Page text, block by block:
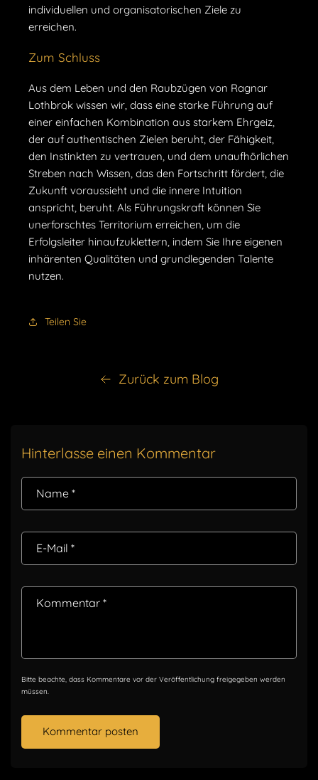
individuellen und organisatorischen Ziele zu
erreichen.
Zum Schluss
Aus dem Leben und den Raubzügen von Ragnar
Lothbrok wissen wir, dass eine starke Führung auf
einer einfachen Kombination aus starkem Ehrgeiz,
der auf authentischen Zielen beruht, der Fähigkeit,
den Instinkten zu vertrauen, und dem unaufhörlichen
Streben nach Wissen, das den Fortschritt fördert, die
Zukunft voraussieht und die innere Intuition
anspricht, beruht. Als Führungskraft können Sie
unerforschtes Territorium erreichen, um die
Erfolgsleiter hinaufzuklettern, indem Sie Ihre eigenen
inhärenten Qualitäten und grundlegenden Talente
nutzen.
Teilen Sie
Zurück zum Blog
Hinterlasse einen Kommentar
Name *
E-Mail *
Kommentar *
Bitte beachte, dass Kommentare vor der Veröffentlichung freigegeben werden
müssen.